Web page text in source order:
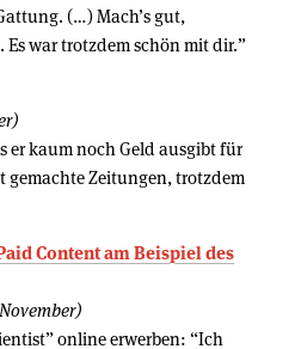
(…) Mach’s gut,
war trotzdem schön mit dir.”
er kaum noch Geld ausgibt für
Zeitungen, trotzdem
Content am Beispiel des
online erwerben: “Ich